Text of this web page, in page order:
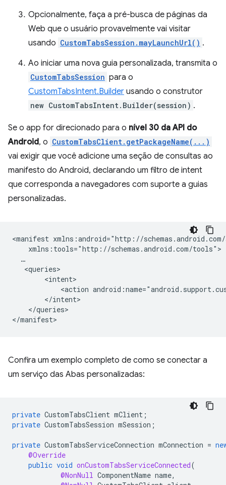
Opcionalmente, faça a pré-busca de páginas da
Web que o usuário provavelmente vai visitar
usando CustomTabsSession.mayLaunchUrl() .
Ao iniciar uma nova guia personalizada, transmita o
CustomTabsSession para o
CustomTabsIntent.Builder usando o construtor
new CustomTabsIntent.Builder(session) .
Se o app for direcionado para o nível 30 da API do
Android, o CustomTabsClient.getPackageName(...)
vai exigir que você adicione uma seção de consultas ao
manifesto do Android, declarando um filtro de intent
que corresponda a navegadores com suporte a guias
personalizadas.
<manifest
<action
</queries>
Confira um exemplo completo de como se conectar a
um serviço das Abas personalizadas:
private CustomTabsClient mClient ;
private CustomTabsSession mSession ;
private CustomTabsServiceConnection mConnection =
@Override
public void onCustomTabsServiceConnected(
@NonNull ComponentName name,